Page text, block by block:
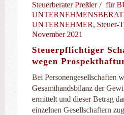
Steuerberater Preßler
für
UNTERNEHMER, Steuer-
November 2021
Steuerpflichtiger
wegen
Bei Personengesellschaften
Gesamthandsbilanz der
ermittelt und dieser Betrag
einzelnen Gesellschaftern